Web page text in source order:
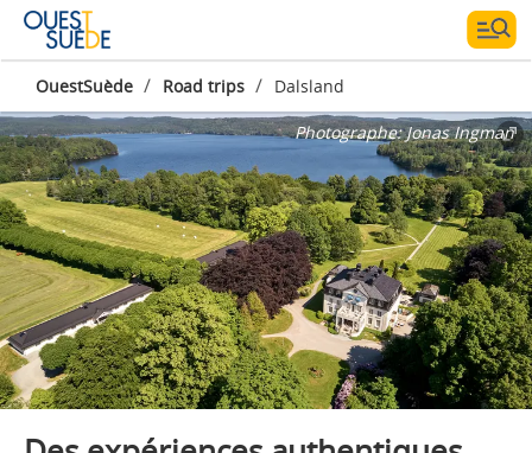
OuestSuède / Road trips / Dalsland
Photographe:Jonas Ingman